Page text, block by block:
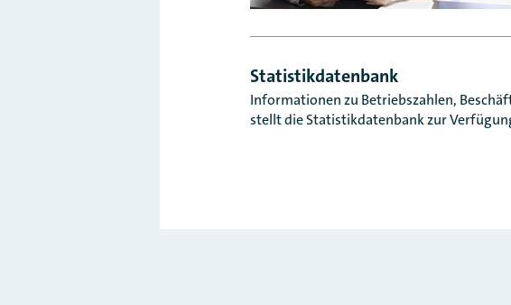
Statistikdatenbank
Informationen zu Betriebszahlen,
stellt die Statistikdatenbank zur